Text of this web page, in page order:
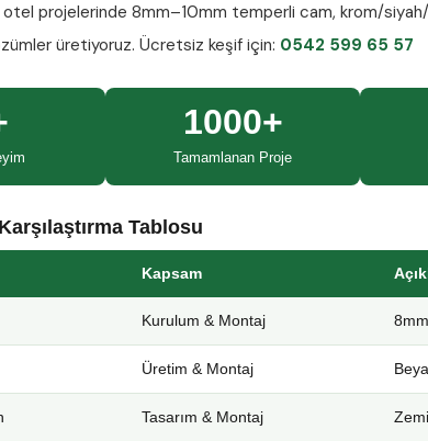
projelerinde 8mm–10mm temperli cam, krom/
üretiyoruz. Ücretsiz keşif için: 0542 599 65 57
1000+
Tamamlanan Proje
Tablosu
Kapsam
Kurulum & Montaj
Üretim & Montaj
Tasarım & Montaj